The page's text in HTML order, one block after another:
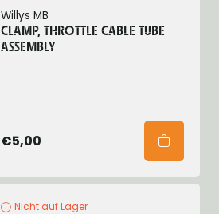
Willys MB
CLAMP, THROTTLE CABLE TUBE
ASSEMBLY
€5,00
Nicht auf Lager